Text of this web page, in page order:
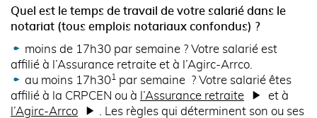
Quel est le temps de travail de votre salarié dans le
notariat (tous emplois notariaux confondus) ?
moins de 17h30 par semaine ? Votre salarié est
affilié à l’Assurance retraite et à l’Agirc-Arrco.
au moins 17h301
par semaine ? Votre salarié êtes
affilié à la CRPCEN ou à
l’Assurance retraite
et à
l’Agirc-Arrco
. Les règles qui déterminent son ou ses